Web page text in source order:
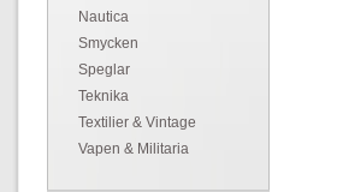
Nautica
Smycken
Speglar
Teknika
Textilier & Vintage
Vapen & Militaria